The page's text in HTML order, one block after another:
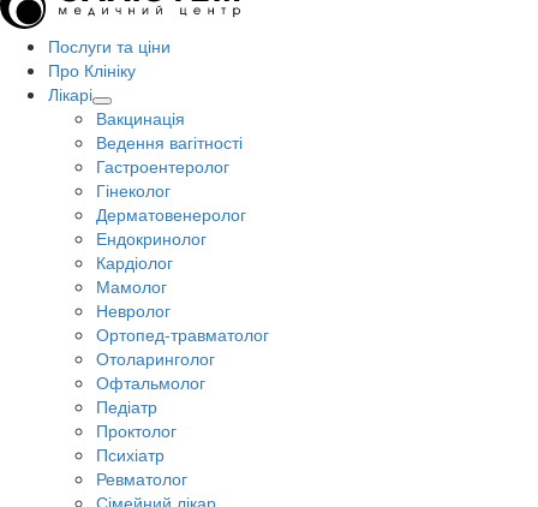
Послуги та ціни
Про Клініку
Лікарі
Вакцинація
Ведення вагітності
Гастроентеролог
Гінеколог
Дерматовенеролог
Ендокринолог
Кардіолог
Мамолог
Невролог
Ортопед-травматолог
Отоларинголог
Офтальмолог
Педіатр
Проктолог
Психіатр
Ревматолог
Сімейний лікар